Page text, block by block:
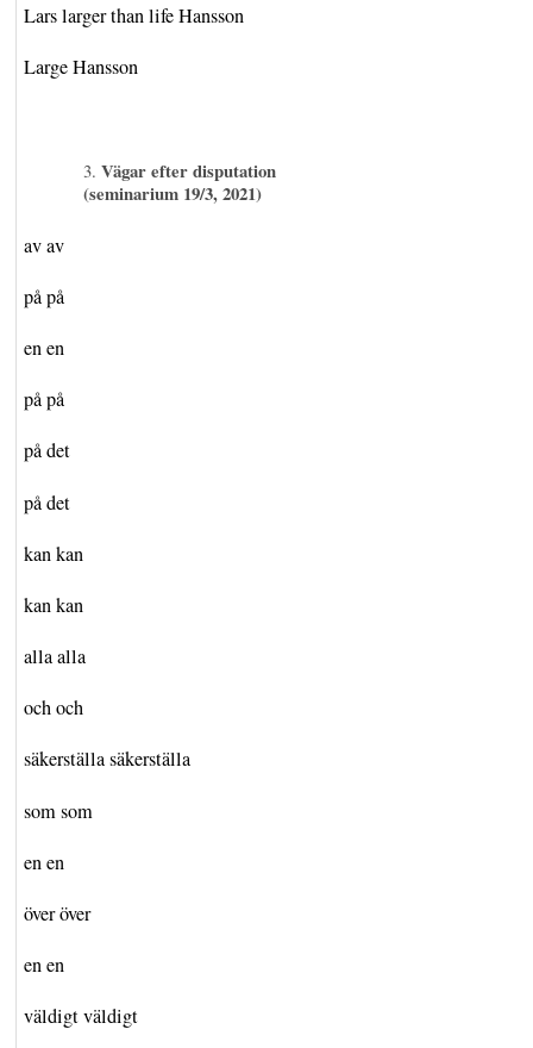
Lars larger than life Hansson
Large Hansson
Vägar efter disputation
(seminarium 19/3, 2021)
av av
på på
en en
på på
på det
på det
kan kan
kan kan
alla alla
och och
säkerställa säkerställa
som som
en en
över över
en en
väldigt väldigt